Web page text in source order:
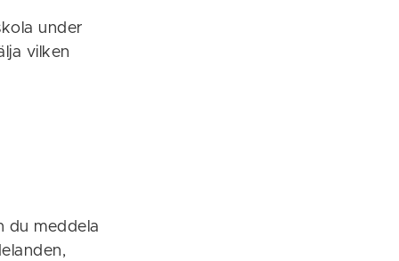
under
vilken
du meddela